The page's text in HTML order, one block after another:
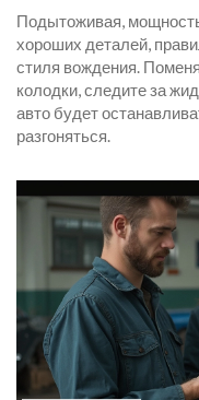
Подытоживая,
хороших деталей,
стиля вождения.
колодки, следите за
авто будет
разгоняться.